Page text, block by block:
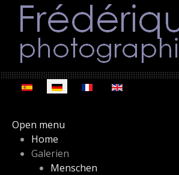
Sprache auswählen
Open menu
Home
Galerien
Menschen